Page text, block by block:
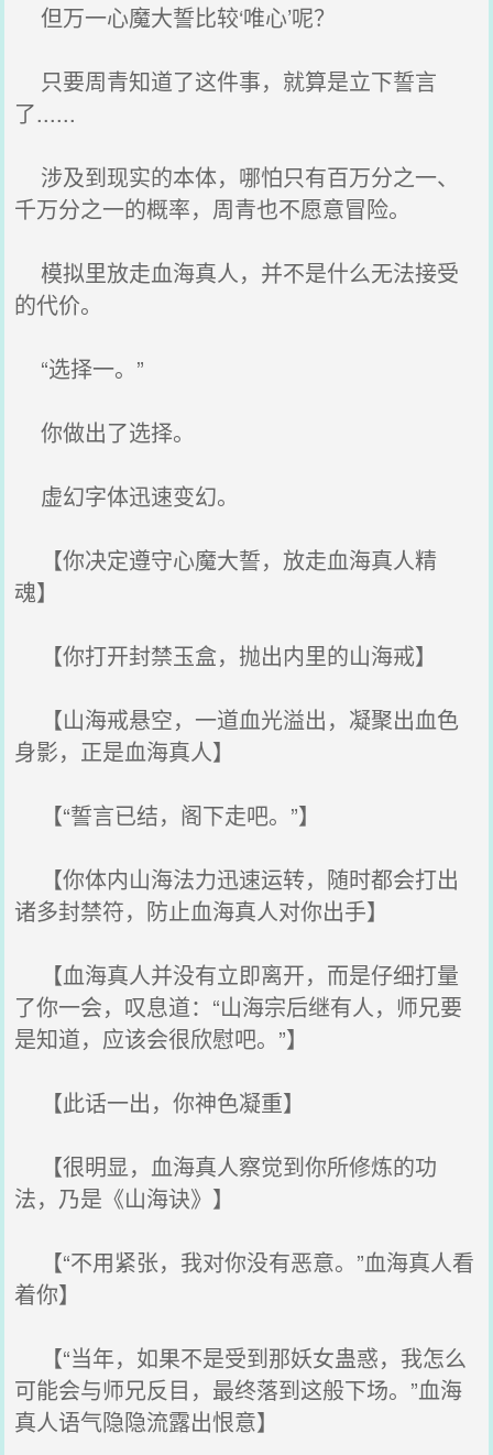
但万一心魔大誓比较‘唯心’呢？
只要周青知道了这件事，就算是立下誓言
了......
涉及到现实的本体，哪怕只有百万分之一、
千万分之一的概率，周青也不愿意冒险。
模拟里放走血海真人，并不是什么无法接受
的代价。
“选择一。”
你做出了选择。
虚幻字体迅速变幻。
【你决定遵守心魔大誓，放走血海真人精
魂】
【你打开封禁玉盒，抛出内里的山海戒】
【山海戒悬空，一道血光溢出，凝聚出血色
身影，正是血海真人】
【“誓言已结，阁下走吧。”】
【你体内山海法力迅速运转，随时都会打出
诸多封禁符，防止血海真人对你出手】
【血海真人并没有立即离开，而是仔细打量
了你一会，叹息道：“山海宗后继有人，师兄要
是知道，应该会很欣慰吧。”】
【此话一出，你神色凝重】
【很明显，血海真人察觉到你所修炼的功
法，乃是《山海诀》】
【“不用紧张，我对你没有恶意。”血海真人看
着你】
【“当年，如果不是受到那妖女蛊惑，我怎么
可能会与师兄反目，最终落到这般下场。”血海
真人语气隐隐流露出恨意】